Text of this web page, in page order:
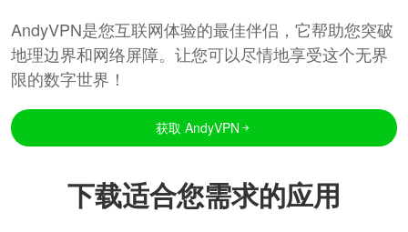
AndyVPN是您互联网体验的最佳伴侣，它帮助您突破
地理边界和网络屏障。让您可以尽情地享受这个无界
限的数字世界！
获取 AndyVPN
下载适合您需求的应用